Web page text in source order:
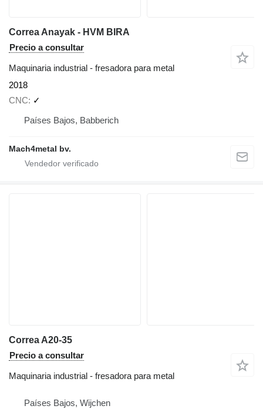
Correa Anayak - HVM BIRA
Precio a consultar
Maquinaria industrial - fresadora para metal
2018
CNC
✓
Países Bajos, Babberich
Mach4metal bv.
Correa A20-35
Precio a consultar
Maquinaria industrial - fresadora para metal
Países Bajos, Wijchen